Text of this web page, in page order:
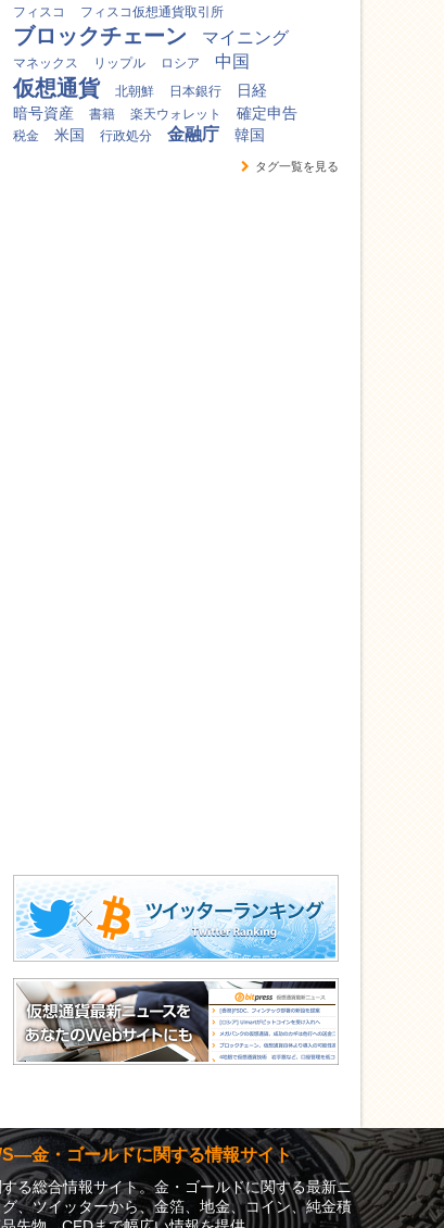
フィスコ フィスコ仮想通貨取引所
ブロックチェーン マイニング
マネックス リップル ロシア 中国
仮想通貨 北朝鮮 日本銀行
日経
暗号資産
書籍 楽天ウォレット 確定申告
税金 米国 行政処分 金融庁 韓国
タグ一覧を見る
金・ゴールドに関する情報サイト
る総合情報サイト。金・ゴールドに関する最新ニ
グ、ツイッターから、金箔、地金、コイン、純金積